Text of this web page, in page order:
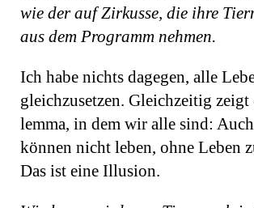
wie der auf Zirkusse, die ihre
aus dem Programm nehmen.
Ich habe nichts dagegen, alle
gleichzusetzen. Gleichzeitig
lemma, in dem wir alle sind:
können nicht leben, ohne Leben
Das ist eine Illusion.